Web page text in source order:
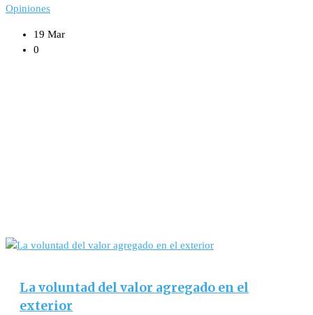
Opiniones
19 Mar
0
La voluntad del valor agregado en el
exterior